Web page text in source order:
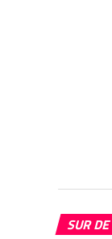
SUR